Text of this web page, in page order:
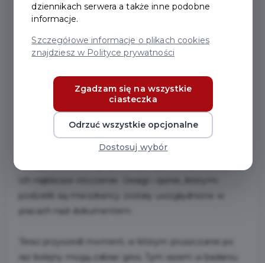
MIEJSKI PLAN
ADAPTACJI DO ZMIAN
KLIMATU - CZEKAMY NA
TWOJĄ OPINIĘ!
W Pruszczu Gdańskim trwają prace nad Miejskim
Planem Adaptacji do Zmian Klimatu (MPA). W marcu
2021 r. mieszkańcy mieli okazję podzielić się swoją
pracach nad dokumentem.
Teraz przyszedł moment, w którym pruszczanie po
raz kolejny mogą zabrać głos. Tym razem w badaniu
dziennikach serwera a także inne podobne
informacje.
Szczegółowe informacje o plikach cookies
znajdziesz w Polityce prywatności
Zgadzam się na wszystkie
ciasteczka
Odrzuć wszystkie opcjonalne
Dostosuj wybór